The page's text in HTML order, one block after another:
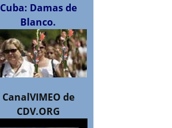
Cuba: Damas de
Blanco.
CanalVIMEO de
CDV.ORG